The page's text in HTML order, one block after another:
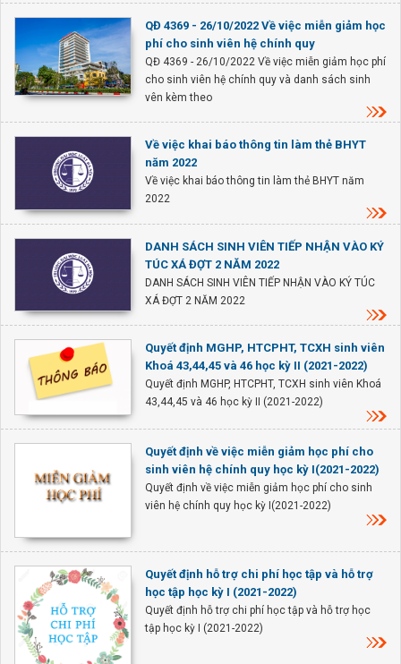
QĐ 4369 - 26/10/2022 Về việc miễn giảm học
phí cho sinh viên hệ chính quy
QĐ 4369 - 26/10/2022 Về việc miễn giảm học phí
cho sinh viên hệ chính quy và danh sách sinh
vên kèm theo
Về việc khai báo thông tin làm thẻ BHYT
năm 2022
Về việc khai báo thông tin làm thẻ BHYT năm
2022
DANH SÁCH SINH VIÊN TIẾP NHẬN VÀO KÝ
TÚC XÁ ĐỢT 2 NĂM 2022
DANH SÁCH SINH VIÊN TIẾP NHẬN VÀO KÝ TÚC
XÁ ĐỢT 2 NĂM 2022
Quyết định MGHP, HTCPHT, TCXH sinh viên
Khoá 43,44,45 và 46 học kỳ II (2021-2022)
Quyết định MGHP, HTCPHT, TCXH sinh viên Khoá
43,44,45 và 46 học kỳ II (2021-2022)
Quyết định về việc miễn giảm học phí cho
sinh viên hệ chính quy học kỳ I(2021-2022)
Quyết định về việc miễn giảm học phí cho sinh
viên hệ chính quy học kỳ I(2021-2022)
Quyết định hỗ trợ chi phí học tập và hỗ trợ
học tập học kỳ I (2021-2022)
Quyết định hỗ trợ chi phí học tập và hỗ trợ học
tập học kỳ I (2021-2022)